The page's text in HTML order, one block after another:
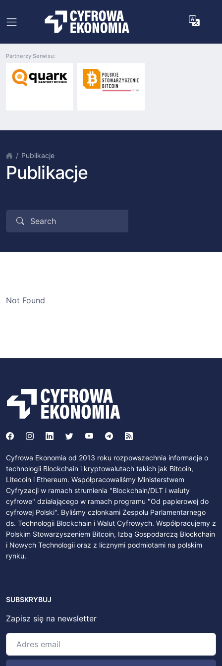
Partnerzy Serwisu:
Publikacje
Publikacje
Not Found
Cyfrowa Ekonomia od 2013 roku rozpowszechnia informacje o
technologii Blockchain i kryptowalutach takich jak Bitcoin,
Litecoin i Ethereum. Współpracowaliśmy Ministerstwem
Cyfryzacji w ramach strumienia "Blockchain/DLT i waluty
cyfrowe" działającego w ramach programu "Od papierowej do
cyfrowej Polski". Byliśmy członkami Zespołu Parlamentarnego
ds. Technologii Blockchain i Walut Cyfrowych. Współpracujemy z
Polskim Stowarzyszeniem Bitcoin, Izbą Gospodarczą Blockchain
i Nowych Technologii oraz z licznymi podmiotami na polskim
rynku.
SUBSKRYBUJ
Zapisz się na newsletter